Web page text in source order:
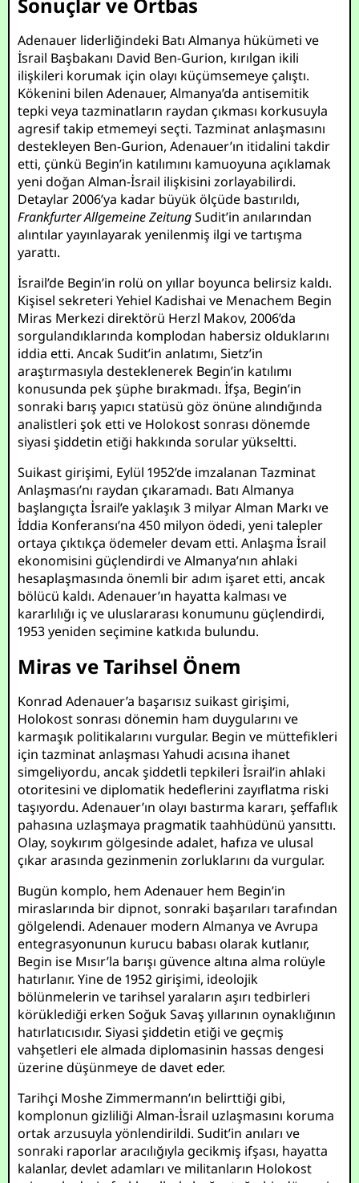
Adenauer liderliğindeki Batı Almanya hükümeti ve
İsrail Başbakanı David Ben-Gurion, kırılgan ikili
ilişkileri korumak için olayı küçümsemeye çalıştı.
Kökenini bilen Adenauer, Almanya’da antisemitik
tepki veya tazminatların raydan çıkması korkusuyla
agresif takip etmemeyi seçti. Tazminat anlaşmasını
destekleyen Ben-Gurion, Adenauer’ın itidalini takdir
etti, çünkü Begin’in katılımını kamuoyuna açıklamak
yeni doğan Alman-İsrail ilişkisini zorlayabilirdi.
Detaylar 2006’ya kadar büyük ölçüde bastırıldı,
Frankfurter Allgemeine ZeitungSudit’in anılarından
alıntılar yayınlayarak yenilenmiş ilgi ve tartışma
yarattı.
İsrail’de Begin’in rolü on yıllar boyunca belirsiz kaldı.
Kişisel sekreteri Yehiel Kadishai ve Menachem Begin
Miras Merkezi direktörü Herzl Makov, 2006’da
sorgulandıklarında komplodan habersiz olduklarını
iddia etti. Ancak Sudit’in anlatımı, Sietz’in
araştırmasıyla desteklenerek Begin’in katılımı
konusunda pek şüphe bırakmadı. İfşa, Begin’in
sonraki barış yapıcı statüsü göz önüne alındığında
analistleri şok etti ve Holokost sonrası dönemde
siyasi şiddetin etiği hakkında sorular yükseltti.
Suikast girişimi, Eylül 1952’de imzalanan Tazminat
Anlaşması’nı raydan çıkaramadı. Batı Almanya
başlangıçta İsrail’e yaklaşık 3 milyar Alman Markı ve
İddia Konferansı’na 450 milyon ödedi, yeni talepler
ortaya çıktıkça ödemeler devam etti. Anlaşma İsrail
ekonomisini güçlendirdi ve Almanya’nın ahlaki
hesaplaşmasında önemli bir adım işaret etti, ancak
bölücü kaldı. Adenauer’ın hayatta kalması ve
kararlılığı iç ve uluslararası konumunu güçlendirdi,
1953 yeniden seçimine katkıda bulundu.
Miras ve Tarihsel Önem
Konrad Adenauer’a başarısız suikast girişimi,
Holokost sonrası dönemin ham duygularını ve
karmaşık politikalarını vurgular. Begin ve müttefikleri
için tazminat anlaşması Yahudi acısına ihanet
simgeliyordu, ancak şiddetli tepkileri İsrail’in ahlaki
otoritesini ve diplomatik hedeflerini zayıflatma riski
taşıyordu. Adenauer’ın olayı bastırma kararı, şeffaflık
pahasına uzlaşmaya pragmatik taahhüdünü yansıttı.
Olay, soykırım gölgesinde adalet, hafıza ve ulusal
çıkar arasında gezinmenin zorluklarını da vurgular.
Bugün komplo, hem Adenauer hem Begin’in
miraslarında bir dipnot, sonraki başarıları tarafından
gölgelendi. Adenauer modern Almanya ve Avrupa
entegrasyonunun kurucu babası olarak kutlanır,
Begin ise Mısır’la barışı güvence altına alma rolüyle
hatırlanır. Yine de 1952 girişimi, ideolojik
bölünmelerin ve tarihsel yaraların aşırı tedbirleri
körüklediği erken Soğuk Savaş yıllarının oynaklığının
hatırlatıcısıdır. Siyasi şiddetin etiği ve geçmiş
vahşetleri ele almada diplomasinin hassas dengesi
üzerine düşünmeye de davet eder.
Tarihçi Moshe Zimmermann’ın belirttiği gibi,
komplonun gizliliği Alman-İsrail uzlaşmasını koruma
ortak arzusuyla yönlendirildi. Sudit’in anıları ve
sonraki raporlar aracılığıyla gecikmiş ifşası, hayatta
kalanlar, devlet adamları ve militanların Holokost